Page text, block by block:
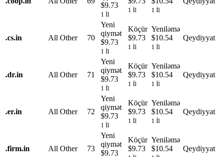
$9.73
1 İl
1 İl 1 İl
.cs.in All Other 70
Yeni
qiymət
$9.73
1 İl
Köçür
$9.73
1 İl
Yeniləmə
$10.54
1 İl
Qeydiyyat
.dr.in All Other 71
Yeni
qiymət
$9.73
1 İl
Köçür
$9.73
1 İl
Yeniləmə
$10.54
1 İl
Qeydiyyat
.er.in All Other 72
Yeni
qiymət
$9.73
1 İl
Köçür
$9.73
1 İl
Yeniləmə
$10.54
1 İl
Qeydiyyat
.firm.in All Other 73
Yeni
qiymət
$9.73
Köçür
$9.73
Yeniləmə
$10.54
Qeydiyyat